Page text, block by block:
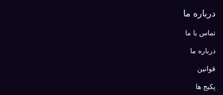
درباره ما
تماس با ما
درباره ما
قوانین
پکیج ها